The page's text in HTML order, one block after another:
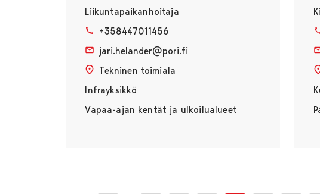
Liikuntapaikanhoitaja
+358447011456
jari.helander@pori.fi
Tekninen toimiala
Infrayksikkö
Vapaa-ajan kentät ja ulkoilualueet